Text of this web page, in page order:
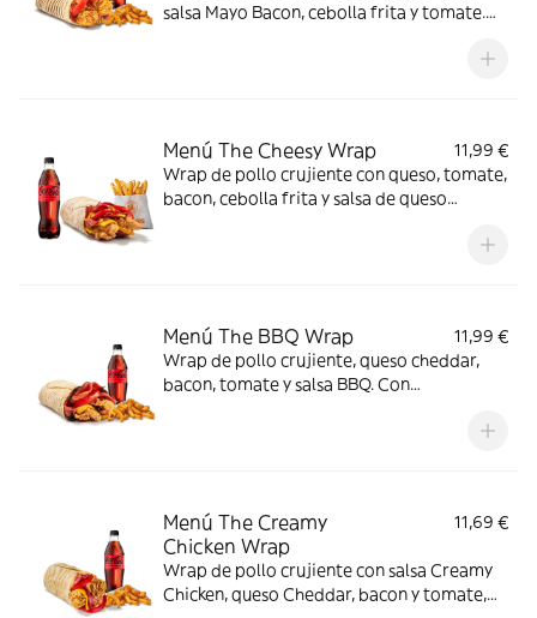
salsa Mayo Bacon, cebolla frita y tomate.
Menú The Cheesy Wrap
11,99 €
Wrap de pollo crujiente con queso, tomate,
bacon, cebolla frita y salsa de queso
Menú The BBQ Wrap
11,99 €
Wrap de pollo crujiente, queso cheddar,
bacon, tomate y salsa BBQ. Con
Menú The Creamy
Chicken Wrap
11,69 €
Wrap de pollo crujiente con salsa Creamy
Chicken, queso Cheddar, bacon y tomate,